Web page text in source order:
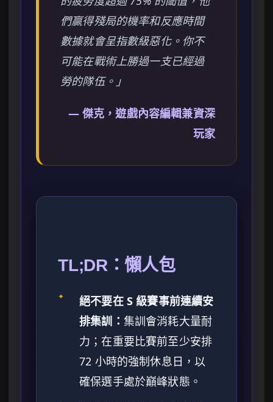
們贏得殘局的機率和反應時間
數據就會呈指數級惡化。你不
可能在戰術上勝過一支已經過
勞的隊伍。」
— 傑克，遊戲內容編輯兼資深
玩家
TL;DR：懶人包
✦
絕不要在 S 級賽事前連續安
排集訓： 集訓會消耗大量耐
力；在重要比賽前至少安排
72 小時的強制休息日，以
確保選手處於巔峰狀態。